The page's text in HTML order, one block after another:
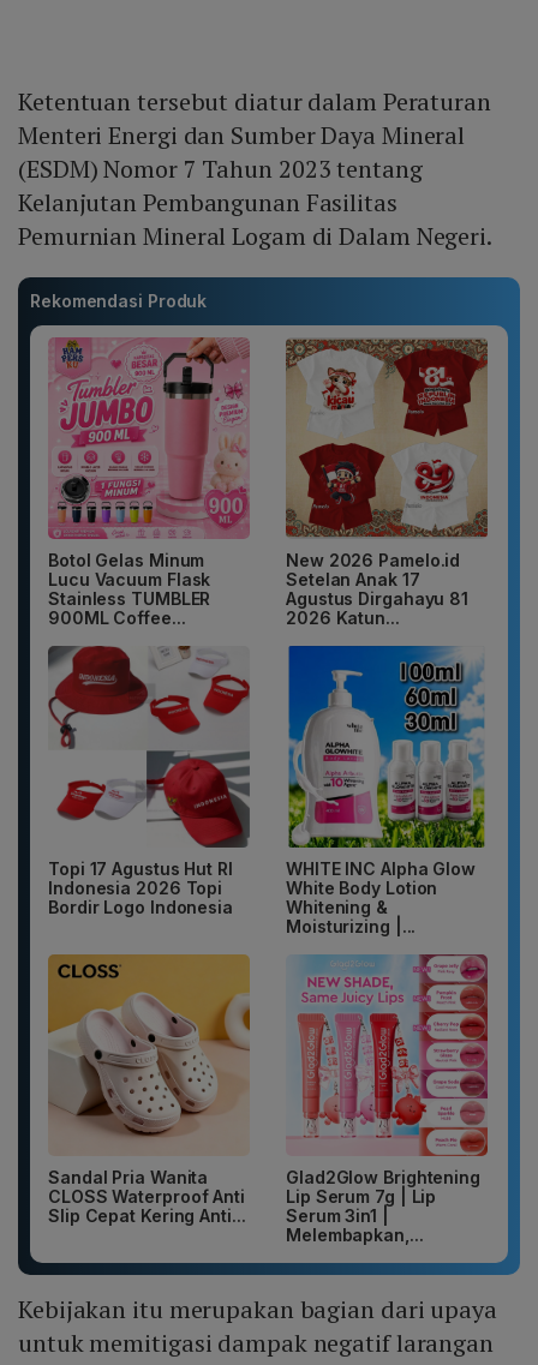
Ketentuan tersebut diatur dalam Peraturan
Menteri Energi dan Sumber Daya Mineral
(ESDM) Nomor 7 Tahun 2023 tentang
Kelanjutan Pembangunan Fasilitas
Pemurnian Mineral Logam di Dalam Negeri.
Rekomendasi Produk
Botol Gelas Minum
Lucu Vacuum Flask
Stainless TUMBLER
900ML Coffee...
New 2026 Pamelo.id
Setelan Anak 17
Agustus Dirgahayu 81
2026 Katun...
Topi 17 Agustus Hut RI
Indonesia 2026 Topi
Bordir Logo Indonesia
WHITE INC Alpha Glow
White Body Lotion
Whitening &
Moisturizing |...
Sandal Pria Wanita
CLOSS Waterproof Anti
Slip Cepat Kering Anti...
Glad2Glow Brightening
Lip Serum 7g | Lip
Serum 3in1 |
Melembapkan,...
Kebijakan itu merupakan bagian dari upaya
untuk memitigasi dampak negatif larangan